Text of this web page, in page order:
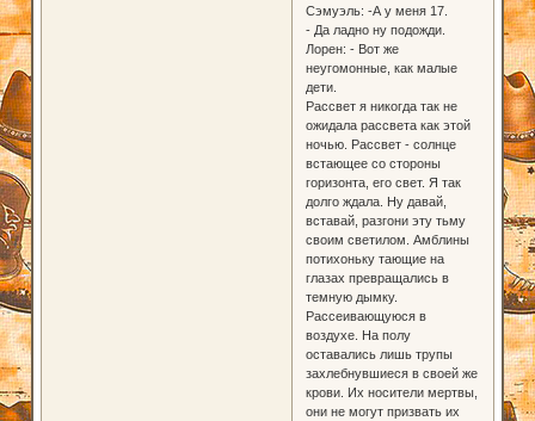
Сэмуэль: -А у меня 17.
- Да ладно ну подожди.
Лорен: - Вот же
неугомонные, как малые
дети.
Рассвет я никогда так не
ожидала рассвета как этой
ночью. Рассвет - солнце
встающее со стороны
горизонта, его свет. Я так
долго ждала. Ну давай,
вставай, разгони эту тьму
своим светилом. Амблины
потихоньку тающие на
глазах превращались в
темную дымку.
Рассеивающуюся в
воздухе. На полу
оставались лишь трупы
захлебнувшиеся в своей же
крови. Их носители мертвы,
они не могут призвать их